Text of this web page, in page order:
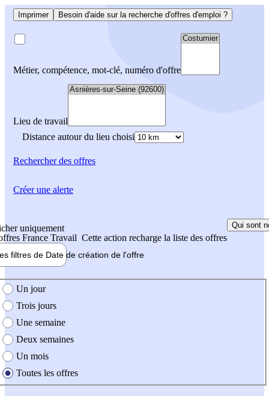
Imprimer Besoin d'aide sur la recherche d'offres d'emploi ?
Métier, compétence, mot-clé, numéro d'offre
Lieu de travail
Distance autour du lieu choisi
Rechercherdes offres
uniquement
France Travail Cette action recharge la liste des offres
Qui sont
filtres de Date de création de l'offre
création de l'offre
Un jour
Trois jours
Une semaine
Deux semaines
Un mois
Toutes les offres
Créer une alerte